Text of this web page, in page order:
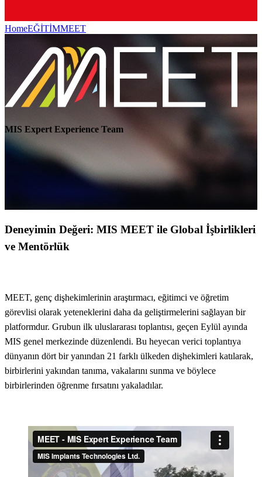
HomeEĞİTİMMEET
MIS Expert Experience Team
Deneyimin Değeri: MIS MEET ile Global İşbirlikleri
ve Mentörlük
MEET, genç dişhekimlerinin araştırmacı, eğitimci ve öğretim
görevlisi olarak yeteneklerini daha da geliştirmelerini sağlayan bir
platformdur. Grubun ilk uluslararası toplantısı, geçen Eylül ayında
MIS genel merkezinde düzenlendi. Bu heyecan verici toplantıya
dünyanın dört bir yanından 21 farklı ülkeden dişhekimleri katılarak,
birbirlerini yakından tanıma, vakalarını sunma ve böylece
birbirlerinden öğrenme fırsatını yakaladılar.